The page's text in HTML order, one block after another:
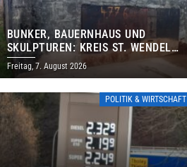
BUNKER, BAUERNHAUS UND
SKULPTUREN: KREIS ST. WENDEL
LÄDT ZUM TAG DES OFFENEN
DENKMALS EIN
Freitag, 7. August 2026
POLITIK & WIRTSCHAFT